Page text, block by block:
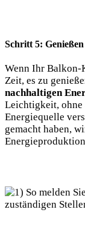
Schritt ⁢5:
Wenn Ihr Balkon-
⁣Zeit, ⁤es zu
nachhaltigen
Leichtigkeit, ohne
Energiequelle
gemacht haben,‌